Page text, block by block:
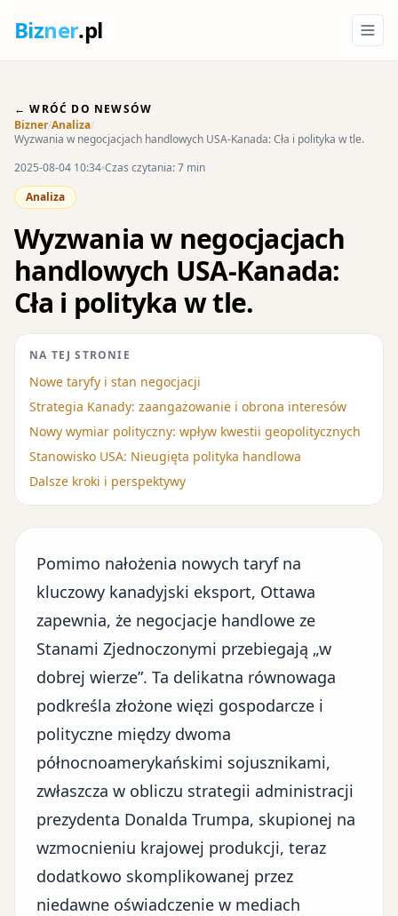
Bizner.pl
← WRÓĆ DO NEWSÓW
Bizner/Analiza/
Wyzwania w negocjacjach handlowych USA-Kanada: Cła i polityka w tle.
2025-08-04 10:34 Czas czytania: 7 min
Analiza
Wyzwania w negocjacjach
handlowych USA-Kanada:
Cła i polityka w tle.
NA TEJ STRONIE
Nowe taryfy i stan negocjacji
Strategia Kanady: zaangażowanie i obrona interesów
Nowy wymiar polityczny: wpływ kwestii geopolitycznych
Stanowisko USA: Nieugięta polityka handlowa
Dalsze kroki i perspektywy
Pomimo nałożenia nowych taryfna
kluczowy kanadyjski eksport, Ottawa
zapewnia, że negocjacje handlowe ze
Stanami Zjednoczonymi przebiegają „w
dobrej wierze”. Ta delikatna równowaga
podkreśla złożone więzi gospodarcze i
polityczne między dwoma
północnoamerykańskimi sojusznikami,
zwłaszcza w obliczu strategii administracji
prezydenta Donalda Trumpa, skupionej na
wzmocnieniu krajowej produkcji, teraz
dodatkowo skomplikowanej przez
niedawne oświadczenie w mediach